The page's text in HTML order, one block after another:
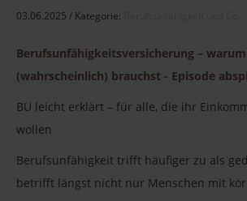
03.06.2025 Kategorie:
Berufsunfähigkeitsversicherung –
(wahrscheinlich) brauchst - Episode
BU leicht erklärt – für alle, die ihr
wollen
Berufsunfähigkeit trifft häufiger zu als
betrifft längst nicht nur Menschen mit